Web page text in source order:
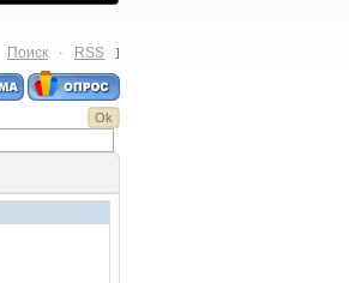
Поиск · RSS ]